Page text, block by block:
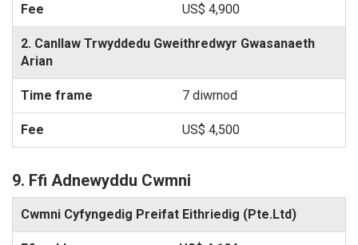
US$ 4,900
2. Canllaw Trwyddedu Gweithredwyr Gwasanaeth
Arian
7 diwrnod
US$ 4,500
9. Ffi Adnewyddu Cwmni
Cwmni Cyfyngedig Preifat Eithriedig (Pte.Ltd)